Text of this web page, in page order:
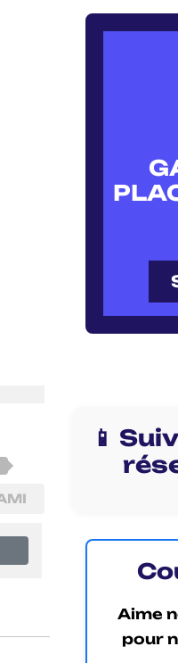
📱
Aime
pour